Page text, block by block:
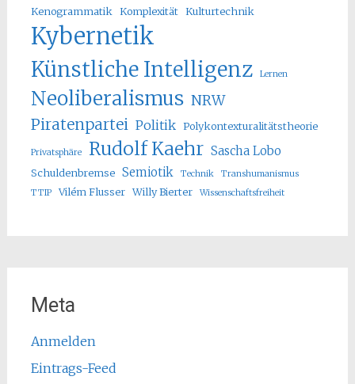
Kenogrammatik Komplexität Kulturtechnik
Kybernetik
Künstliche Intelligenz Lernen
Neoliberalismus NRW
Piratenpartei Politik Polykontexturalitätstheorie
Privatsphäre Rudolf Kaehr Sascha Lobo
Schuldenbremse Semiotik Technik
Transhumanismus
TTIP
Vilém Flusser Willy Bierter Wissenschaftsfreiheit
Meta
Anmelden
Eintrags-Feed